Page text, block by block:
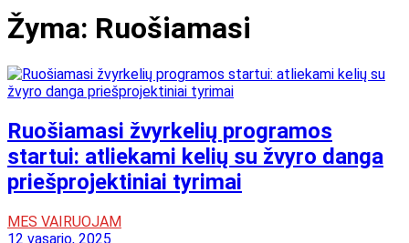
Žyma: Ruošiamasi
Ruošiamasi žvyrkelių programos
startui: atliekami kelių su žvyro danga
priešprojektiniai tyrimai
MES VAIRUOJAM
12 vasario, 2025